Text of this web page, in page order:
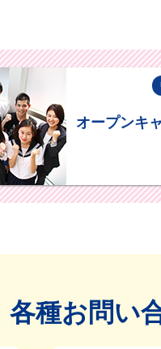
オープンキ
各種お問い